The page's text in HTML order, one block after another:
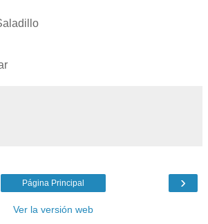
›
Página Principal
Ver la versión web